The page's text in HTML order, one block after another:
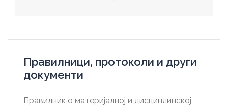
Правилници, протоколи и други
документи
Правилник о материјалној и дисциплинској